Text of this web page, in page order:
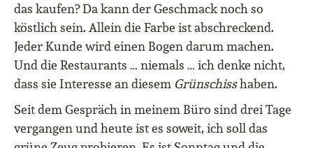
das kaufen? Da kann der Geschmack noch so
köstlich sein. Allein die Farbe ist abschreckend.
Jeder Kunde wird einen Bogen darum machen.
Und die Restaurants … niemals … ich denke nicht,
dass sie Interesse an diesem Grünschisshaben.
Seit dem Gespräch in meinem Büro sind drei Tage
vergangen und heute ist es soweit, ich soll das